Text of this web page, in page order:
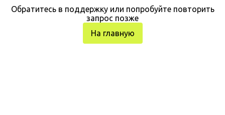
Обратитесь в поддержку или попробуйте повторить
запрос позже
На главную